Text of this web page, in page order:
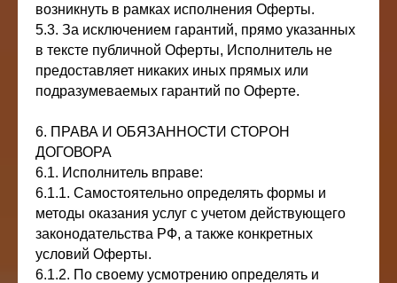
возникнуть в рамках исполнения Оферты.
5.3. За исключением гарантий, прямо указанных
в тексте публичной Оферты, Исполнитель не
предоставляет никаких иных прямых или
подразумеваемых гарантий по Оферте.
6. ПРАВА И ОБЯЗАННОСТИ СТОРОН
ДОГОВОРА
6.1. Исполнитель вправе:
6.1.1. Самостоятельно определять формы и
методы оказания услуг с учетом действующего
законодательства РФ, а также конкретных
условий Оферты.
6.1.2. По своему усмотрению определять и